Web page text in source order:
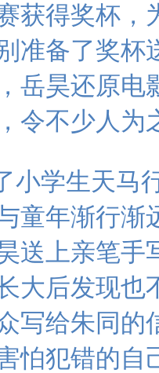
获得奖杯，
准备了奖杯
岳昊还原电
令不少人为
小学生天马
童年渐行渐
送上亲笔手
大后发现也
写给朱同的
怕犯错的自